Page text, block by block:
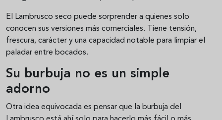
El Lambrusco seco puede sorprender a quienes solo
conocen sus versiones más comerciales. Tiene tensión,
frescura, carácter y una capacidad notable para limpiar el
paladar entre bocados.
Su burbuja no es un simple
adorno
Otra idea equivocada es pensar que la burbuja del